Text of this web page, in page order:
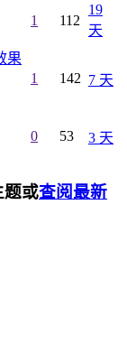
1 112
19
天
果
1 142 7 天
0 53 3 天
题或查阅最新